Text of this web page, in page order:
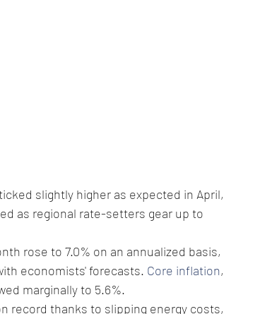
slightly higher as expected in April,
as regional rate-setters gear up to
rose to 7.0% on an annualized basis,
economists' forecasts. Core inflation,
marginally to 5.6%.
record thanks to slipping energy costs,